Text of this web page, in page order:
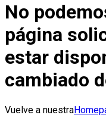
No
página
estar
cambiado
Vuelve a nuestra